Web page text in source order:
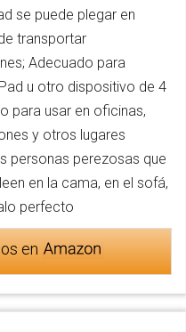
se puede plegar en
transportar
Adecuado para
u otro dispositivo de 4
para usar en oficinas,
y otros lugares
personas perezosas que
en la cama, en el sofá,
perfecto
en